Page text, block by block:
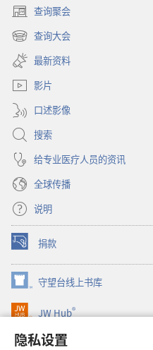
隐私设置
查询聚会
（打
开
新
窗
口）
查询大会
（打
开
新
窗
最新资料
影片
口述影像
搜索
给专业医疗人员的资讯
全球传播
说明
捐款
（打
开
新
窗
口）
守望台线上书库
（打
开
新
口）
JW Hub®
（打
开
新
JW Library®